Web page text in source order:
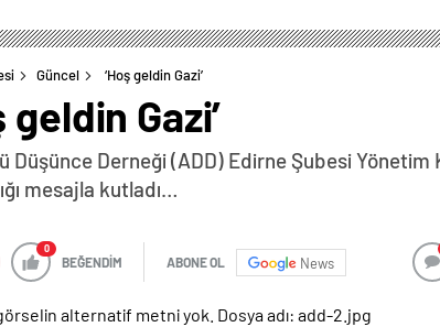
Güncel ‘Hoş geldin Gazi’
geldin Gazi’
Düşünce Derneği (ADD) Edirne Şubesi Yönetim
mesajla kutladı…
0
BEĞENDİM ABONE OL News